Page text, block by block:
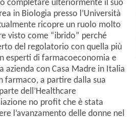
completare ulteriormente il suo
in Biologia presso l’Università
ricopre un ruolo molto
visto come “ibrido” perché
del regolatorio con quella più
esperti di farmacoeconomia e
azienda con Casa Madre in Italia
farmaco, a partire dalla sua
dell’Healthcare
no profit che è stata
l’avanzamento delle donne nel
21 22 23 24 25 26
28 29 30 31 01